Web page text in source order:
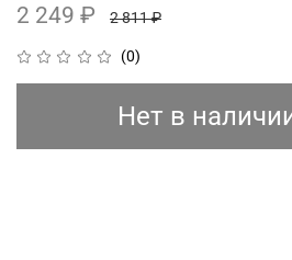
(0)
2 249 ₽ 2 811 ₽
Нет в